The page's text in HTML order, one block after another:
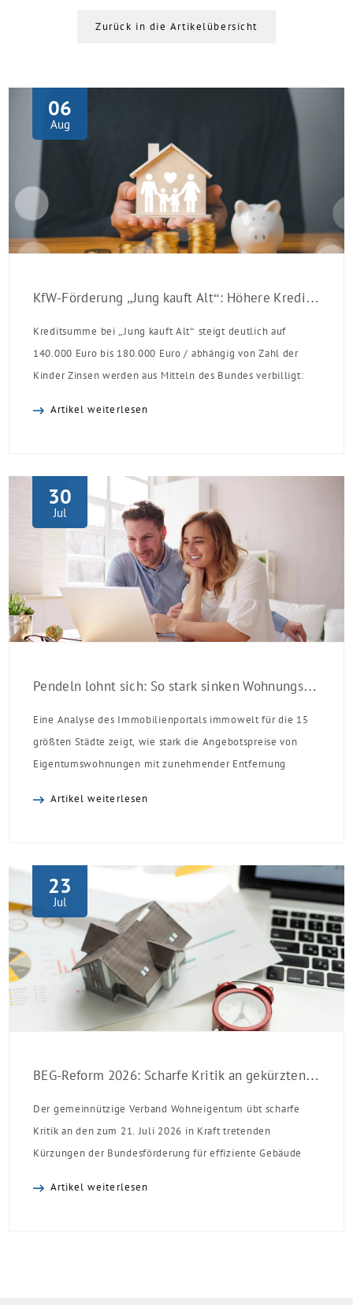
Zurück in die Artikelübersicht
06
Aug
KfW-Förderung „Jung kauft Alt“: Höhere Kredite ab August 2026
Kreditsumme bei „Jung kauft Alt“ steigt deutlich auf
140.000 Euro bis 180.000 Euro / abhängig von Zahl der
Kinder Zinsen werden aus Mitteln des Bundes verbilligt:
Einzelmaßnahmen […]
Artikel weiterlesen
30
Jul
Pendeln lohnt sich: So stark sinken Wohnungspreise im Umland
Eine Analyse des Immobilienportals immowelt für die 15
größten Städte zeigt, wie stark die Angebotspreise von
Eigentumswohnungen mit zunehmender Entfernung
Artikel weiterlesen
23
Jul
BEG-Reform 2026: Scharfe Kritik an gekürzten Sanierungsförderungen
Der gemeinnützige Verband Wohneigentum übt scharfe
Kritik an den zum 21. Juli 2026 in Kraft tretenden
Kürzungen der Bundesförderung für effiziente Gebäude
Artikel weiterlesen